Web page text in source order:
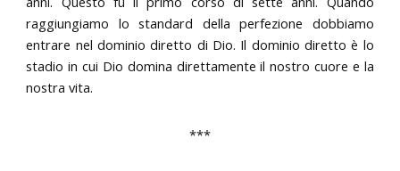
raggiungiamo lo standard della perfezione dobbiamo
entrare nel dominio diretto di Dio. Il dominio diretto è lo
stadio in cui Dio domina direttamente il nostro cuore e la
nostra vita.
***